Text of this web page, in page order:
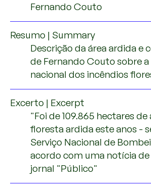
Fernando Couto
Resumo | Summary
Descrição da área ardida e
de Fernando Couto sobre
nacional dos incêndios
Excerto | Excerpt
"Foi de 109.865 hectares de
floresta ardida este anos -
Serviço Nacional de
acordo com uma notícia de
jornal "Público"